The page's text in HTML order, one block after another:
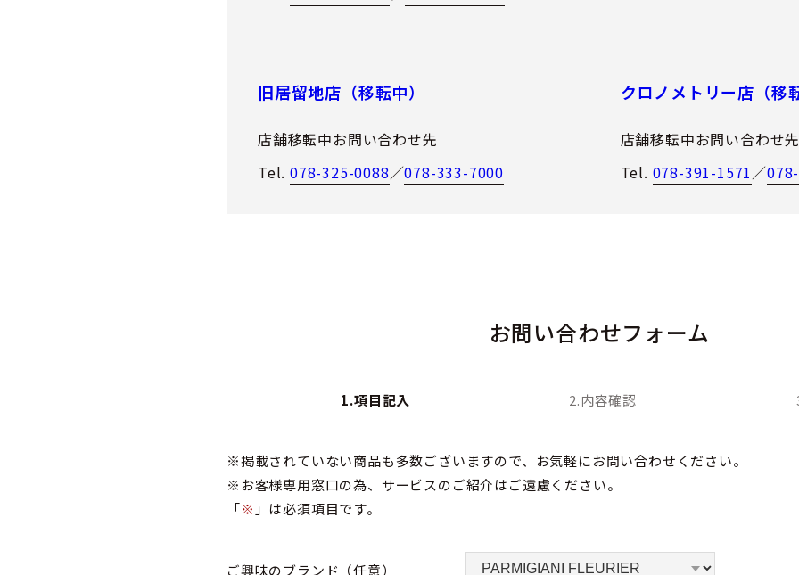
旧居留地店（移転中）
店舗移転中お問い合わせ先
Tel. 078-325-0088／078-333-7000
クロノメトリー店（移
店舗移転中お問い合わせ先
Tel. 078-391-1571／
お問い合わせフォーム
1.項目記入 2.内容確認
※掲載されていない商品も多数ございますので、お気軽にお問い合わせください。
※お客様専用窓口の為、サービスのご紹介はご遠慮ください。
「※ 」は必須項目です。
ご興味のブランド （任意）